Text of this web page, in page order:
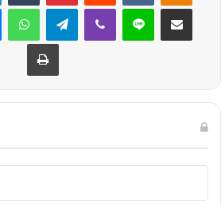
MessengerWhatsAppTelegramViber Line E-Posta ile
Yazdır